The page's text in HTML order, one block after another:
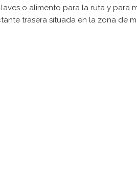
o alimento para la ruta y para
trasera situada en la zona de